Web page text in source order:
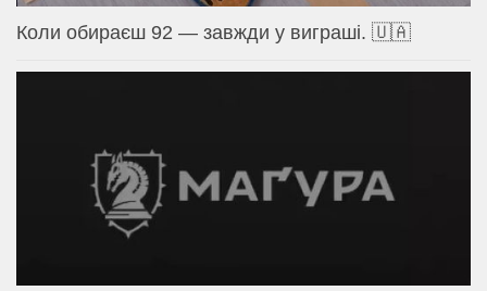
Коли обираєш 92 — завжди у виграші. 🇺🇦